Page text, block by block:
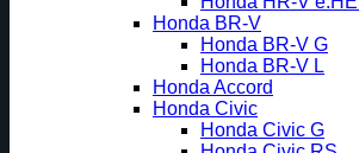
Honda BR-V
Honda BR-V G
Honda BR-V L
Honda Accord
Honda Civic
Honda Civic G